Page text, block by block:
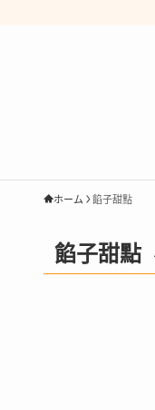
ホーム 餡子甜點
餡子甜點